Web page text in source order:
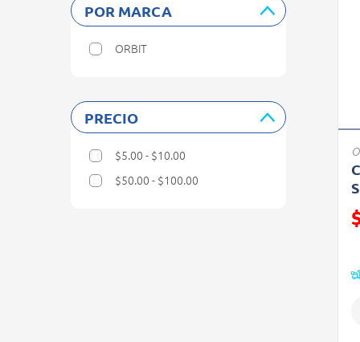
POR MARCA
ORBIT
Refine by Por marca: ORBIT
PRECIO
$5.00 - $10.00
Refine by Precio: $5.00 - $10.00
$50.00 - $100.00
Refine by Precio: $50.00 - $100.00